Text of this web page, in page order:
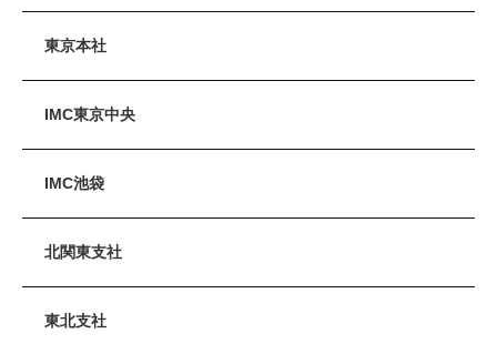
東京本社
IMC東京中央
IMC池袋
北関東支社
東北支社